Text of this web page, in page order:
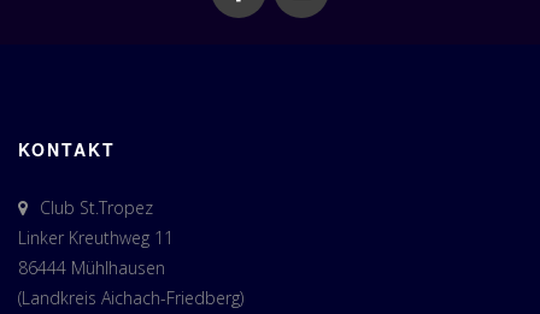
KONTAKT
Club St.Tropez
Linker Kreuthweg 11
86444 Mühlhausen
(Landkreis Aichach-Friedberg)